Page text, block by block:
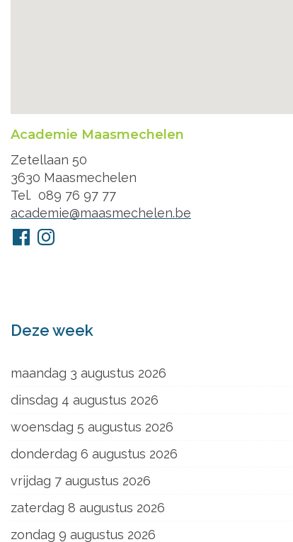
Academie Maasmechelen
Adres
Zetellaan 50
3630 Maasmechelen
Tel.
089 76 97 77
E-
mail
academie@maasmechelen.be
Volg
ons
FacebookInstagram
Deze week
maandag 3 augustus 2026
dinsdag 4 augustus 2026
woensdag 5 augustus 2026
donderdag 6 augustus 2026
vrijdag 7 augustus 2026
zaterdag 8 augustus 2026
zondag 9 augustus 2026